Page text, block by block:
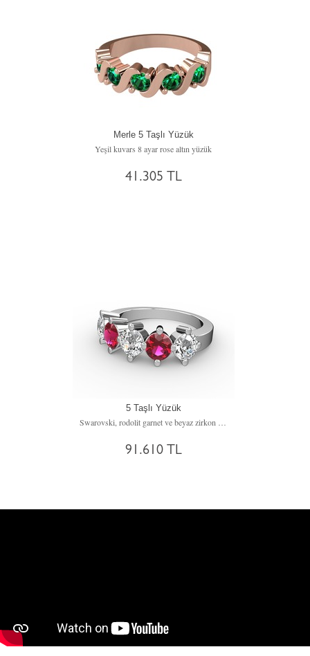
Merle 5 Taşlı Yüzük
Yeşil kuvars 8 ayar rose altın yüzük
41.305 TL
5 Taşlı Yüzük
91.610 TL